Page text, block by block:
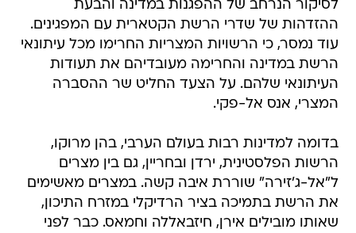
לסיקור הנרחב של ההפגנות במדינה והבעת
ההזדהות של שדרי הרשת הקטארית עם המפגינים.
עוד נמסר, כי הרשויות המצריות החרימו מכל עיתונאי
הרשת במדינה והחרימה מעובדיהם את תעודות
העיתונאי שלהם. על הצעד החליט שר ההסברה
המצרי, אנס אל-פקי.
בדומה למדינות רבות בעולם הערבי, בהן מרוקו,
הרשות הפלסטינית, ירדן ובחריין, גם בין מצרים
ל"אל-ג'זירה" שוררת איבה קשה. במצרים מאשימים
את הרשת בתמיכה בציר הרדיקלי במזרח התיכון,
שאותו מובילים אירן, חיזבאללה וחמאס. כבר לפני